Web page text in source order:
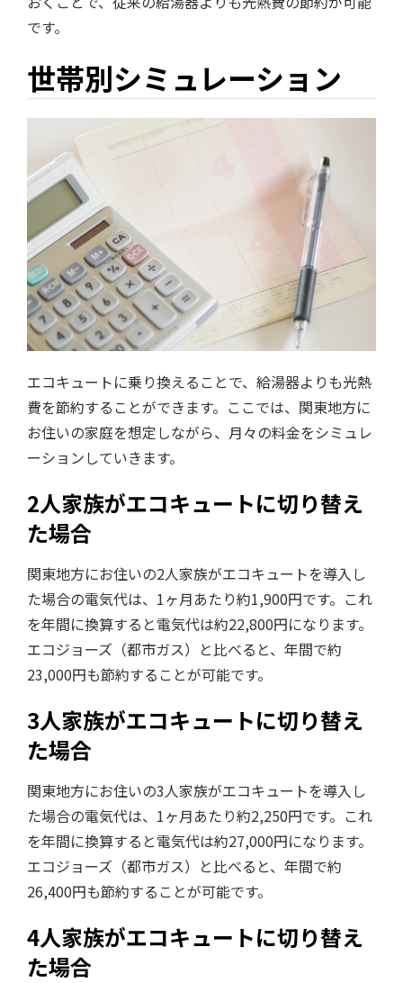
です。
世帯別シミュレーション
エコキュートに乗り換えることで、給湯器よりも光熱
費を節約することができます。ここでは、関東地方に
お住いの家庭を想定しながら、月々の料金をシミュレ
ーションしていきます。
2人家族がエコキュートに切り替え
た場合
関東地方にお住いの2人家族がエコキュートを導入し
た場合の電気代は、1ヶ月あたり約1,900円です。これ
を年間に換算すると電気代は約22,800円になります。
エコジョーズ（都市ガス）と比べると、年間で約
23,000円も節約することが可能です。
3人家族がエコキュートに切り替え
た場合
関東地方にお住いの3人家族がエコキュートを導入し
た場合の電気代は、1ヶ月あたり約2,250円です。これ
を年間に換算すると電気代は約27,000円になります。
エコジョーズ（都市ガス）と比べると、年間で約
26,400円も節約することが可能です。
4人家族がエコキュートに切り替え
た場合